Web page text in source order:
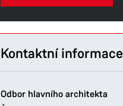
Kontaktní informace
Odbor hlavního architekta